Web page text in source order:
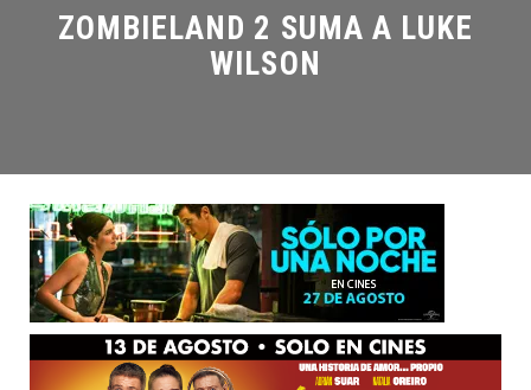
ZOMBIELAND 2 SUMA A LUKE
WILSON